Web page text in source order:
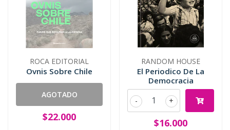
ROCA EDITORIAL
Ovnis Sobre Chile
AGOTADO
$22.000
RANDOM HOUSE
El Periodico De La
Democracia
+
-
$16.000